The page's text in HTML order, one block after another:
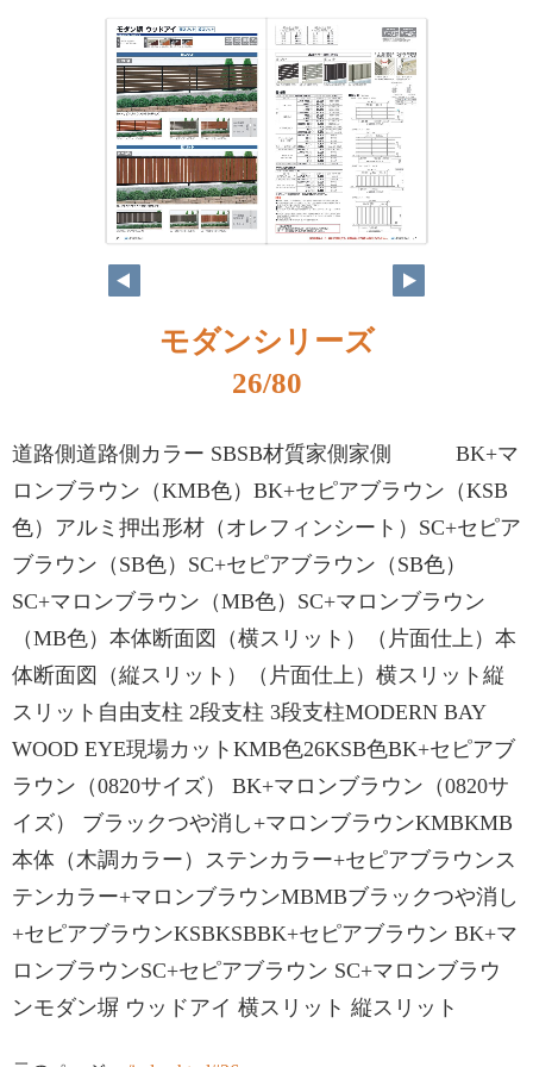
モダンシリーズ
26/80
道路側道路側カラー SBSB材質家側家側 BK+マ
ロンブラウン（KMB色）BK+セピアブラウン（KSB
色）アルミ押出形材（オレフィンシート）SC+セピア
ブラウン（SB色）SC+セピアブラウン（SB色）
SC+マロンブラウン（MB色）SC+マロンブラウン
（MB色）本体断面図（横スリット）（片面仕上）本
体断面図（縦スリット）（片面仕上）横スリット縦
スリット自由支柱 2段支柱 3段支柱MODERN BAY
WOOD EYE現場カットKMB色26KSB色BK+セピアブ
ラウン（0820サイズ） BK+マロンブラウン（0820サ
イズ） ブラックつや消し+マロンブラウンKMBKMB
本体（木調カラー）ステンカラー+セピアブラウンス
テンカラー+マロンブラウンMBMBブラックつや消し
+セピアブラウンKSBKSBBK+セピアブラウン BK+マ
ロンブラウンSC+セピアブラウン SC+マロンブラウ
ンモダン塀 ウッドアイ 横スリット 縦スリット